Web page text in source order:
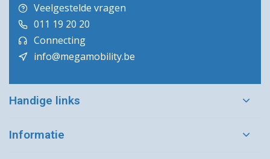
Veelgestelde vragen
011 19 20 20
Connecting
info@megamobility.be
Handige links
Informatie